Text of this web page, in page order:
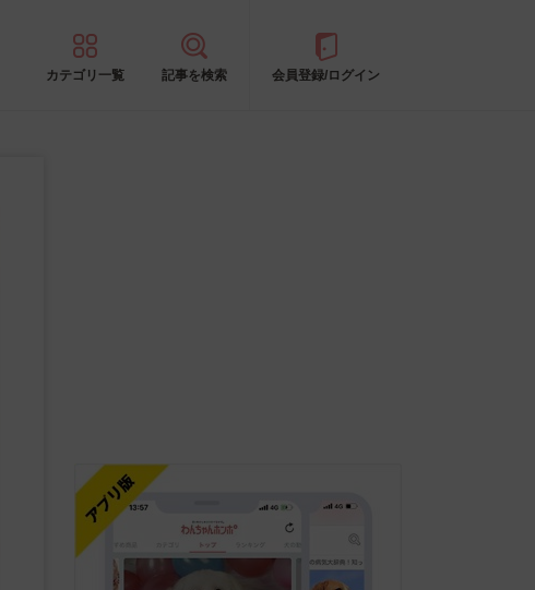
カテゴリ一覧 記事を検索 会員登録/ログイン